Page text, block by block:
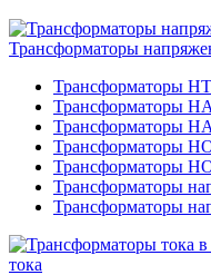
Трансформаторы
Трансформаторы
Трансформаторы
Трансформаторы
Трансформаторы
Трансформаторы
Трансформаторы
Трансформаторы
тока